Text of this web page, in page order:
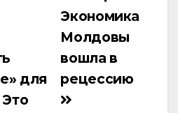
Экономика
Молдовы
вошла в
рецессию
для